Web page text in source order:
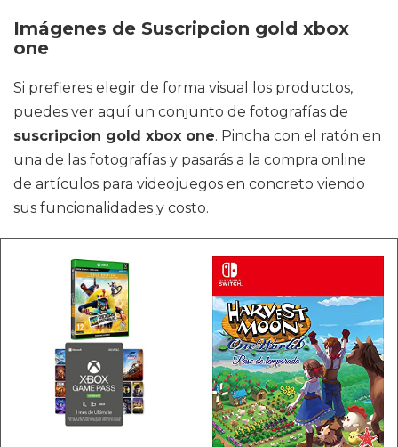
Imágenes de Suscripcion gold xbox
one
Si prefieres elegir de forma visual los productos,
puedes ver aquí un conjunto de fotografías de
suscripcion gold xbox one. Pincha con el ratón en
una de las fotografías y pasarás a la compra online
de artículos para videojuegos en concreto viendo
sus funcionalidades y costo.